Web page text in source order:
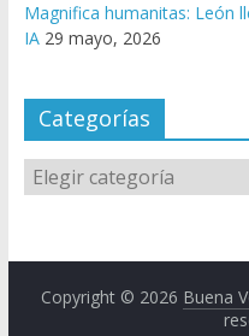
Magnifica humanitas: León
IA 29 mayo, 2026
Categorías
Copyright © 2026 Buena